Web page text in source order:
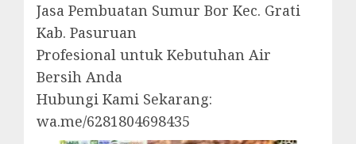
Jasa Pembuatan Sumur Bor Kec. Grati
Kab. Pasuruan
Profesional untuk Kebutuhan Air
Bersih Anda
Hubungi Kami Sekarang:
wa.me/6281804698435